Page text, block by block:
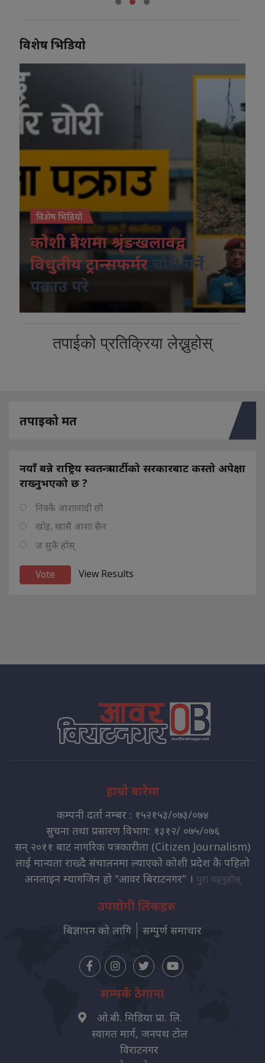
विशेष भिडियो
विशेष भिडियो
कोशी प्रदेशमा श्रृंङखलावद्व
विधुतीय ट्रान्सफर्मर
चोरी गर्ने
पक्राउ परे
तपाईको प्रतिक्रिया लेख्नुहोस्
तपाइको मत
नयाँ बन्ने राष्ट्रिय स्वतन्त्र पार्टीको सरकारबाट कस्तो अपेक्षा
राख्नुभएको छ ?
निक्कै आशावादी छौ
खोइ, खासै आशा छैन
ज सुकै होस्
View Results
हाम्रो बारेमा
कम्पनी दर्ता नम्बर : १५२१५३/०७३/०७४
सुचना तथा प्रसारण विभाग: १३१२/ ०७५/०७६
सन् २०११ बाट नागरिक पत्रकारीता (Citizen Journalism)
लाई मान्यता राख्दै संचालनमा ल्याएको कोशी प्रदेश कै पहिलो
अनलाइन म्यागजिन हो "आवर बिराटनगर" । पुरा पढ्नुहोस्
उपयोगी लिंकहरु
बिज्ञापन को लागि सम्पुर्ण समाचार
सम्पर्क ठेगाना
ओ.बी. मिडिया प्रा. लि.
स्वागत मार्ग, जनपथ टोल
विराटनगर